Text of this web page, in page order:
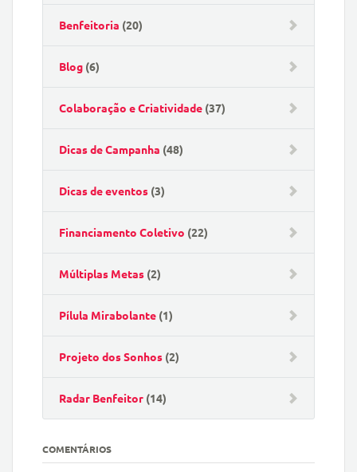
Benfeitoria (20)
Blog (6)
Colaboração e Criatividade (37)
Dicas de Campanha (48)
Dicas de eventos (3)
Financiamento Coletivo (22)
Múltiplas Metas (2)
Pílula Mirabolante (1)
Projeto dos Sonhos (2)
Radar Benfeitor (14)
COMENTÁRIOS